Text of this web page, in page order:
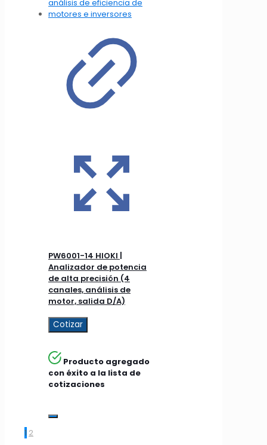
PW6001-14 HIOKI |
Analizador de potencia
de alta precisión (4
canales, análisis de
motor, salida D/A)
Cotizar
Producto agregado
con éxito a la lista de
cotizaciones
1 2